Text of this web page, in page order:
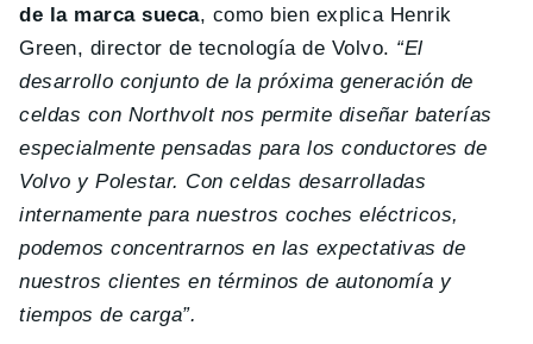
de la marca sueca, como bien explica Henrik
Green, director de tecnología de Volvo. “El
desarrollo conjunto de la próxima generación de
celdas con Northvolt nos permite diseñar baterías
especialmente pensadas para los conductores de
Volvo y Polestar. Con celdas desarrolladas
internamente para nuestros coches eléctricos,
podemos concentrarnos en las expectativas de
nuestros clientes en términos de autonomía y
tiempos de carga”.